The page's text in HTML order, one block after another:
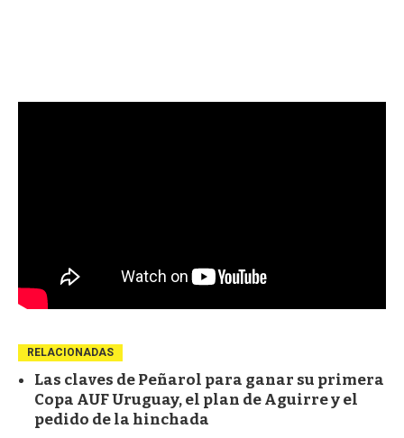
RELACIONADAS
Las claves de Peñarol para ganar su primera
Copa AUF Uruguay, el plan de Aguirre y el
pedido de la hinchada